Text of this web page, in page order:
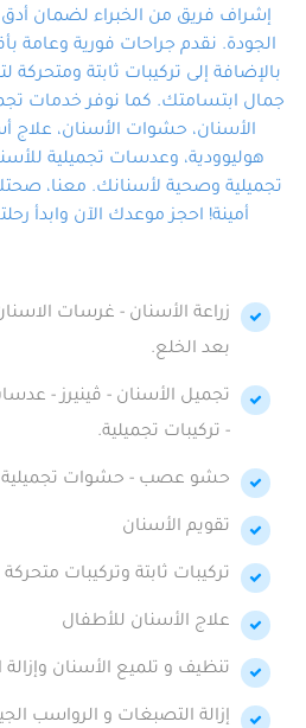
إشراف فريق من الخبراء لضمان أدق
الجودة. نقدم جراحات فورية وعامة
بالإضافة إلى تركيبات ثابتة
جمال ابتسامتك. كما نوفر خدمات
الأسنان، حشوات الأسنان، علاج
هوليوودية، وعدسات تجميلية
تجميلية وصحية لأسنانك. معنا،
أمينة! احجز موعدك الآن وابدأ
زراعة الأسنان - غرسات
بعد الخلع.
تجميل الأسنان - ڤينيرز -
- تركيبات تجميلية.
حشو عصب - حشوات تجميلية
تقويم الأسنان
تركيبات ثابتة وتركيبات متحركة
علاج الأسنان للأطفال
تنظيف و تلميع الأسنان وإزالة
إزالة التصبغات و الرواسب